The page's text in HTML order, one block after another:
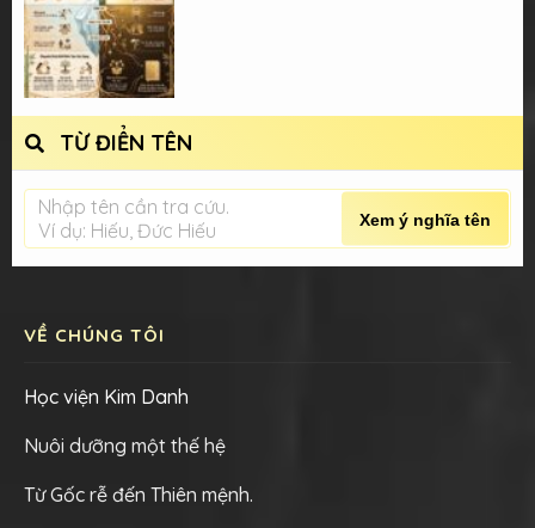
TỪ ĐIỂN TÊN
Nhập tên cần tra cứu.
Ví dụ: Hiếu, Đức Hiếu
Xem ý nghĩa tên
VỀ CHÚNG TÔI
Học viện Kim Danh
Nuôi dưỡng một thế hệ
Từ Gốc rễ đến Thiên mệnh.